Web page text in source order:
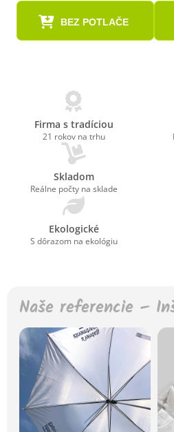
BEZ POTLAČE
Firma s tradíciou
21 rokov na trhu
Skladom
Reálne počty na sklade
Ekologické
S dôrazom na ekológiu
Naše referencie –